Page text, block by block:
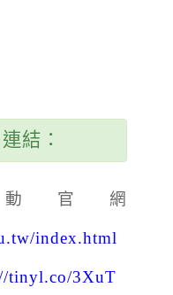
結：
官網
index.html
tinyl.co/3XuT